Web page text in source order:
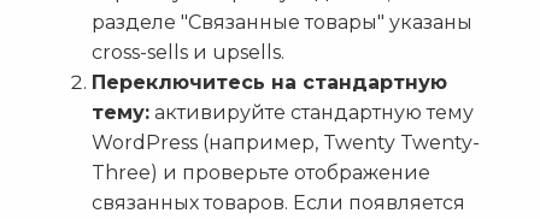
разделе "Связанные товары" указаны
cross-sells и upsells.
Переключитесь на стандартную
тему: активируйте стандартную тему
WordPress (например, Twenty Twenty-
Three) и проверьте отображение
связанных товаров. Если появляется